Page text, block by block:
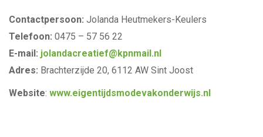
Contactpersoon: Jolanda Heutmekers-Keulers
Telefoon: 0475 – 57 56 22
E-mail: jolandacreatief@kpnmail.nl
Adres: Brachterzijde 20, 6112 AW Sint Joost
Website: www.eigentijdsmodevakonderwijs.nl